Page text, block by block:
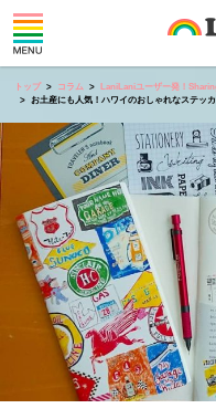
トップ コラム
LaniLaniユーザー発！
お土産にも人気！ハワイのおしゃれなステッ